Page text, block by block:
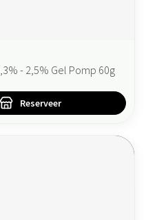
- 2,5% Gel Pomp 60g
Reserveer